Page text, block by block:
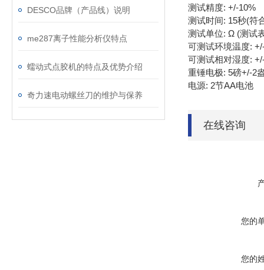
DESCO品牌（产品线）说明
me287离子性能分析仪特点
蠕动式点胶机的特点及优势介绍
奇力速电动螺丝刀的维护与保养
测试精度: +/-10%
测试时间: 15秒(符
测试单位: Ω (测试
可测试环境温度:
可测试相对湿度:
重锤电极: 5磅+/-2
电源: 2节AA电池
在线咨询
您的
您的